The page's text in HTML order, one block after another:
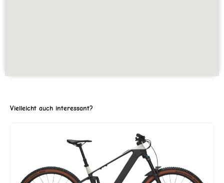
Vielleicht auch interessant?